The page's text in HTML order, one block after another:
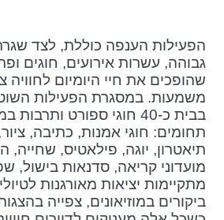
הפעילות הענפה כוללת, לצד
גבוהה, עשרות אירועים, חוגים
שהופכים את חיי היומיום לחוויה
משמעות. במסגרת הפעילות
בבית כ-40 חוגי ספורט
תחומים: חוגי אמנות, כתיבה,
תיאטרון, יוגה, פילאטיס, שחייה,
מועדוני קריאה, סדנאות בישול,
מתקיימות יציאות מאורגנות
ביקורים במוזיאונים, צפייה